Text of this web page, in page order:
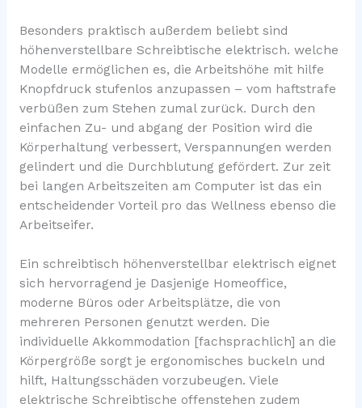
Besonders praktisch außerdem beliebt sind
höhenverstellbare Schreibtische elektrisch. welche
Modelle ermöglichen es, die Arbeitshöhe mit hilfe
Knopfdruck stufenlos anzupassen – vom haftstrafe
verbüßen zum Stehen zumal zurück. Durch den
einfachen Zu- und abgang der Position wird die
Körperhaltung verbessert, Verspannungen werden
gelindert und die Durchblutung gefördert. Zur zeit
bei langen Arbeitszeiten am Computer ist das ein
entscheidender Vorteil pro das Wellness ebenso die
Arbeitseifer.
Ein schreibtisch höhenverstellbar elektrisch eignet
sich hervorragend je Dasjenige Homeoffice,
moderne Büros oder Arbeitsplätze, die von
mehreren Personen genutzt werden. Die
individuelle Akkommodation [fachsprachlich] an die
Körpergröße sorgt je ergonomisches buckeln und
hilft, Haltungsschäden vorzubeugen. Viele
elektrische Schreibtische offenstehen zudem